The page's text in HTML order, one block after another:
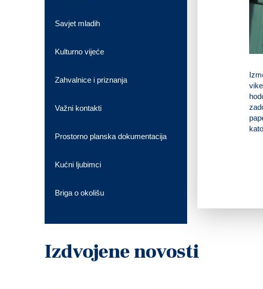
Savjet mladih
Kulturno vijeće
Zahvalnice i priznanja
Važni kontakti
Prostorno planska dokumentacija
Kućni ljubimci
Briga o okolišu
Izdvojene novosti